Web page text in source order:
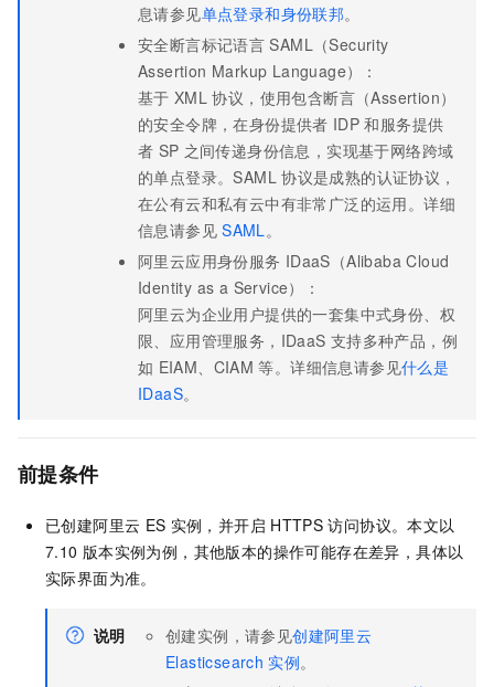
息请参见单点登录和身份联邦。
安全断言标记语言 SAML（Security
Assertion Markup Language）：
基于 XML 协议，使用包含断言（Assertion）
的安全令牌，在身份提供者 IDP 和服务提供
者 SP 之间传递身份信息，实现基于网络跨域
的单点登录。SAML 协议是成熟的认证协议，
在公有云和私有云中有非常广泛的运用。详细
信息请参见 SAML。
阿里云应用身份服务 IDaaS（Alibaba Cloud
Identity as a Service）：
阿里云为企业用户提供的一套集中式身份、权
限、应用管理服务，IDaaS 支持多种产品，例
如 EIAM、CIAM 等。详细信息请参见什么是
IDaaS。
前提条件
已创建阿里云 ES 实例，并开启 HTTPS 访问协议。本文以
7.10 版本实例为例，其他版本的操作可能存在差异，具体以
实际界面为准。
说明 创建实例，请参见创建阿里云
Elasticsearch 实例。